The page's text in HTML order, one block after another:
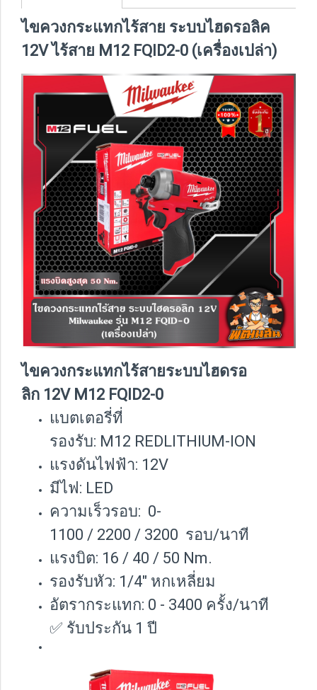
ไขควงกระแทกไร้สาย ระบบไฮดรอลิค
12V ไร้สาย M12 FQID2-0 (เครื่องเปล่า)
ไขควงกระแทกไร้สายระบบไฮดรอ
ลิก 12V M12 FQID2-0
แบตเตอรี่ที่
รองรับ: M12 REDLITHIUM-ION
แรงดันไฟฟ้า: 12V
มีไฟ: LED
ความเร็วรอบ: 0-
1100 / 2200 / 3200 รอบ/นาที
แรงบิต: 16 / 40 / 50 Nm.
รองรับหัว: 1/4" หกเหลี่ยม
อัตรากระแทก: 0 - 3400 ครั้ง/นาที
✅ รับประกัน 1 ปี